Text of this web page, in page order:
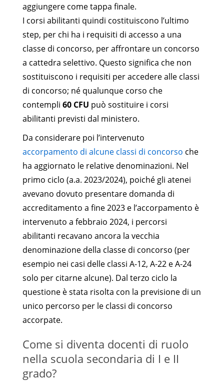
aggiungere come tappa finale.
I corsi abilitanti quindi costituiscono l’ultimo
step, per chi ha i requisiti di accesso a una
classe di concorso, per affrontare un concorso
a cattedra selettivo. Questo significa che non
sostituiscono i requisiti per accedere alle classi
di concorso; né qualunque corso che
contempli 60 CFU può sostituire i corsi
abilitanti previsti dal ministero.
Da considerare poi l’intervenuto
accorpamento di alcune classi di concorso che
ha aggiornato le relative denominazioni. Nel
primo ciclo (a.a. 2023/2024), poiché gli atenei
avevano dovuto presentare domanda di
accreditamento a fine 2023 e l’accorpamento è
intervenuto a febbraio 2024, i percorsi
abilitanti recavano ancora la vecchia
denominazione della classe di concorso (per
esempio nei casi delle classi A-12, A-22 e A-24
solo per citarne alcune). Dal terzo ciclo la
questione è stata risolta con la previsione di un
unico percorso per le classi di concorso
accorpate.
Come si diventa docenti di ruolo
nella scuola secondaria di I e II
grado?